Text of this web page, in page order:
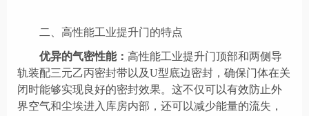
二、高性能工业提升门的特点
优异的气密性能： 高性能工业提升门顶部和两侧导
轨装配三元乙丙密封带以及U型底边密封 ，确保门体在关
闭时能够实现良好的密封效果。这不仅可以有效防止外
界空气和尘埃进入库房内部，还可以减少能量的流失，